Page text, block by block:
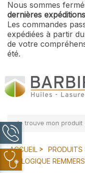
Nous sommes
dernières expéditions
Les commandes
expédiées à partir du
de votre
été.
Je trouve mon produit
ACCUEIL PRODUITS
ÉCOLOGIQUE REMMERS